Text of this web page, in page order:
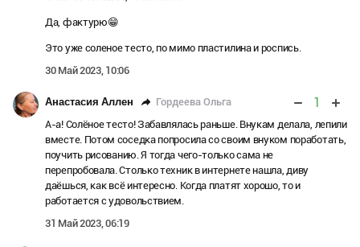
Да, фактурю😁
Это уже соленое тесто, по мимо пластилина и роспись.
30 Май 2023, 10:06
Анастасия Аллен Гордеева Ольга 1
А-а! Солёное тесто! Забавлялась раньше. Внукам делала, лепили
вместе. Потом соседка попросила со своим внуком поработать,
поучить рисованию. Я тогда чего-только сама не
перепробовала. Столько техник в интернете нашла, диву
даёшься, как всё интересно. Когда платят хорошо, то и
работается с удовольствием.
31 Май 2023, 06:19